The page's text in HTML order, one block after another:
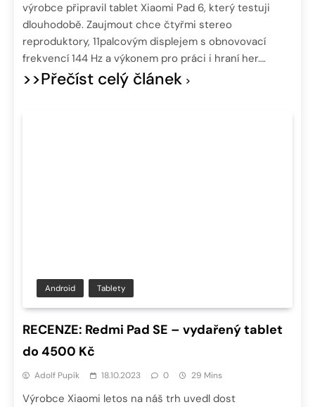
výrobce připravil tablet Xiaomi Pad 6, který testuji
dlouhodobě. Zaujmout chce čtyřmi stereo
reproduktory, 11palcovým displejem s obnovovací
frekvencí 144 Hz a výkonem pro práci i hraní her….
>>Přečíst celý článek
Android Tablety
RECENZE: Redmi Pad SE – vydařený tablet
do 4500 Kč
Adolf Pupík 18.10.2023 0 29 Mins
Výrobce Xiaomi letos na náš trh uvedl dost